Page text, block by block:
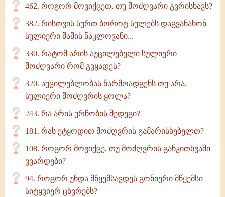
462. როგორ მოვიქცეთ, თუ მოძღვარი გვრისხავს?
382. რისთვის სურთ ბოროტ სულებს დაგვანახონ
სულიერი მამის ნაკლოვანი...
330. რატომ არის აუცილებელი სულიერი
მოძღვარი რომ გვყადეს?
320. აუცილებლობას წარმოადგენს თუ არა,
სულიერი მოძღვრის ყოლა?
243. რა არის ურჩობის შედეგი?
181. რას ეტყოდით მოძღვრის გამარისხებელთ?
108. როგორ მოვიქცე, თუ მოძღვრის განკითხვაში
ვვარდები?
94. როგორ უნდა მწყემსავდეს გონიერი მწყემსი
სიტყვიერ ცხვრებს?